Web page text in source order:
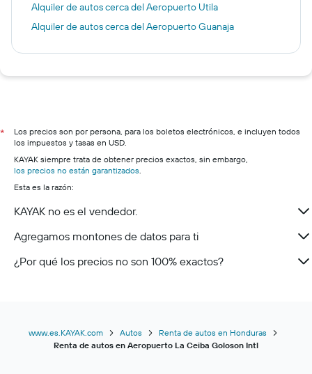
Alquiler de autos cerca del Aeropuerto Utila
Alquiler de autos cerca del Aeropuerto Guanaja
*
Los precios son por persona, para los boletos electrónicos, e incluyen todos
los impuestos y tasas en USD.
KAYAK siempre trata de obtener precios exactos, sin embargo,
los precios no están garantizados.
Esta es la razón:
KAYAK no es el vendedor.
Agregamos montones de datos para ti
¿Por qué los precios no son 100% exactos?
www.es.KAYAK.com Autos
Renta de autos en Honduras
Renta de autos en Aeropuerto La Ceiba Goloson Intl